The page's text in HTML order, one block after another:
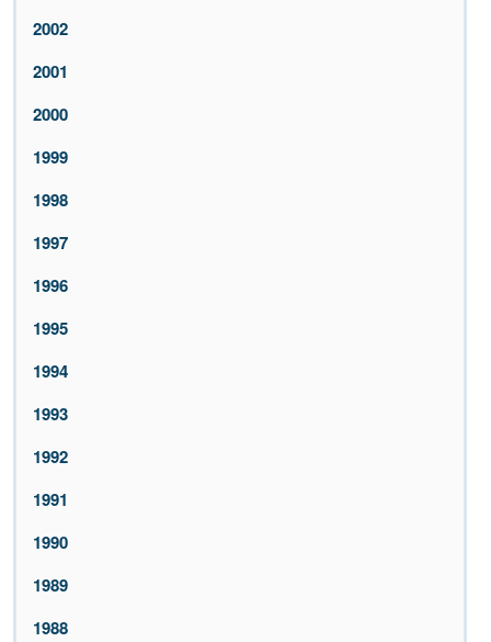
2002
2001
2000
1999
1998
1997
1996
1995
1994
1993
1992
1991
1990
1989
1988